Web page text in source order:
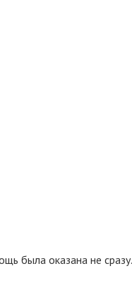
была оказана не